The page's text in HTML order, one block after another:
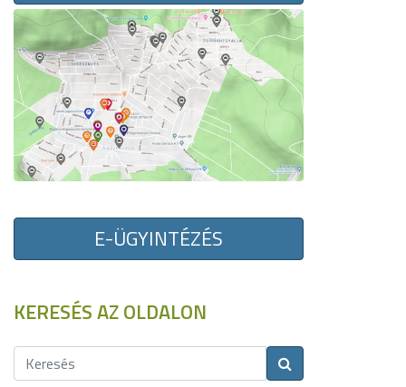
E-ÜGYINTÉZÉS
KERESÉS AZ OLDALON